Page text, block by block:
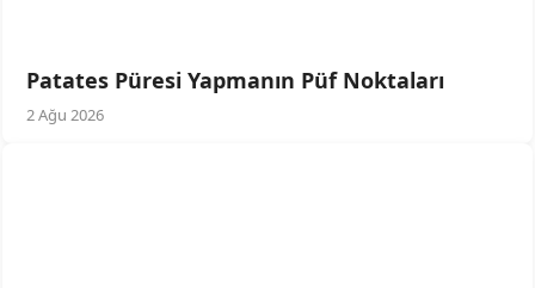
Patates Püresi Yapmanın Püf Noktaları
2 Ağu 2026